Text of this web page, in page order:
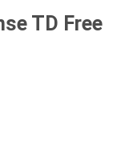
TD Free